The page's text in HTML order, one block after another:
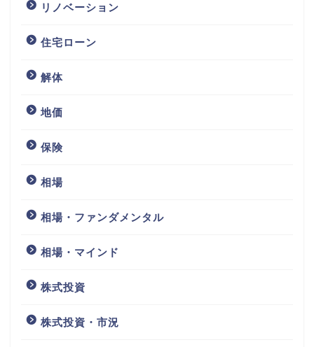
リノベーション
住宅ローン
解体
地価
保険
相場
相場・ファンダメンタル
相場・マインド
株式投資
株式投資・市況